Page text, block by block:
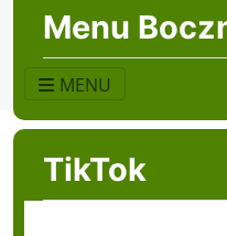
Menu
MENU
TikTok